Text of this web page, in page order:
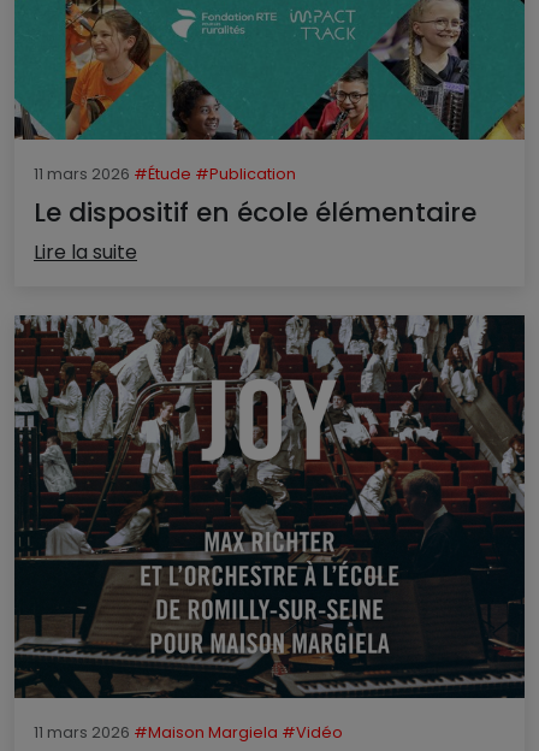
11 mars 2026 #Étude #Publication
Le dispositif en école élémentaire
Lire la suite
11 mars 2026 #Maison Margiela #Vidéo